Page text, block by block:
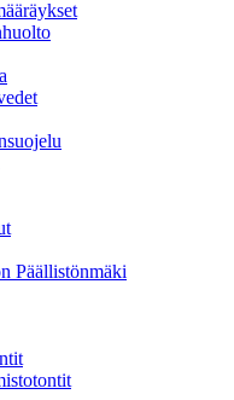
Päällistönmäki